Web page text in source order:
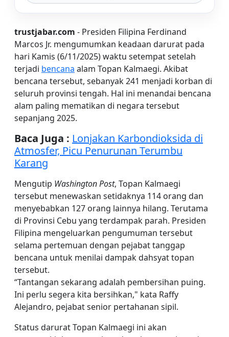
trustjabar.com - Presiden Filipina Ferdinand
Marcos Jr. mengumumkan keadaan darurat pada
hari Kamis (6/11/2025) waktu setempat setelah
terjadi bencana alam Topan Kalmaegi. Akibat
bencana tersebut, sebanyak 241 menjadi korban di
seluruh provinsi tengah. Hal ini menandai bencana
alam paling mematikan di negara tersebut
sepanjang 2025.
Baca Juga : Lonjakan Karbondioksida di
Atmosfer, Picu Penurunan Terumbu
Karang
Mengutip Washington Post, Topan Kalmaegi
tersebut menewaskan setidaknya 114 orang dan
menyebabkan 127 orang lainnya hilang. Terutama
di Provinsi Cebu yang terdampak parah. Presiden
Filipina mengeluarkan pengumuman tersebut
selama pertemuan dengan pejabat tanggap
bencana untuk menilai dampak dahsyat topan
tersebut.
“Tantangan sekarang adalah pembersihan puing.
Ini perlu segera kita bersihkan," kata Raffy
Alejandro, pejabat senior pertahanan sipil.
Status darurat Topan Kalmaegi ini akan